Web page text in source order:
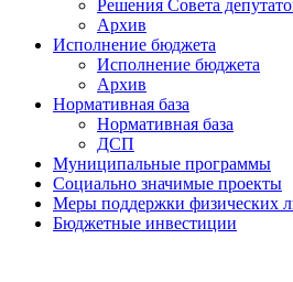
Решения Совета
Архив
Исполнение бюджета
Исполнение бюджета
Архив
Нормативная база
Нормативная база
ДСП
Муниципальные программы
Социально значимые проекты
Меры поддержки физических
Бюджетные инвестиции